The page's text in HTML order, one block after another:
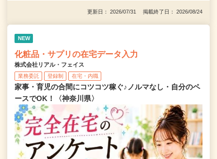
更新日： 2026/07/31 掲載終了日： 2026/08/24
NEW
化粧品・サプリの在宅データ入力
株式会社リアル・フェイス
業務委託 登録制 在宅・内職
家事・育児の合間にコツコツ稼ぐ♪ノルマなし・自分のペ
ースでOK！〈神奈川県〉